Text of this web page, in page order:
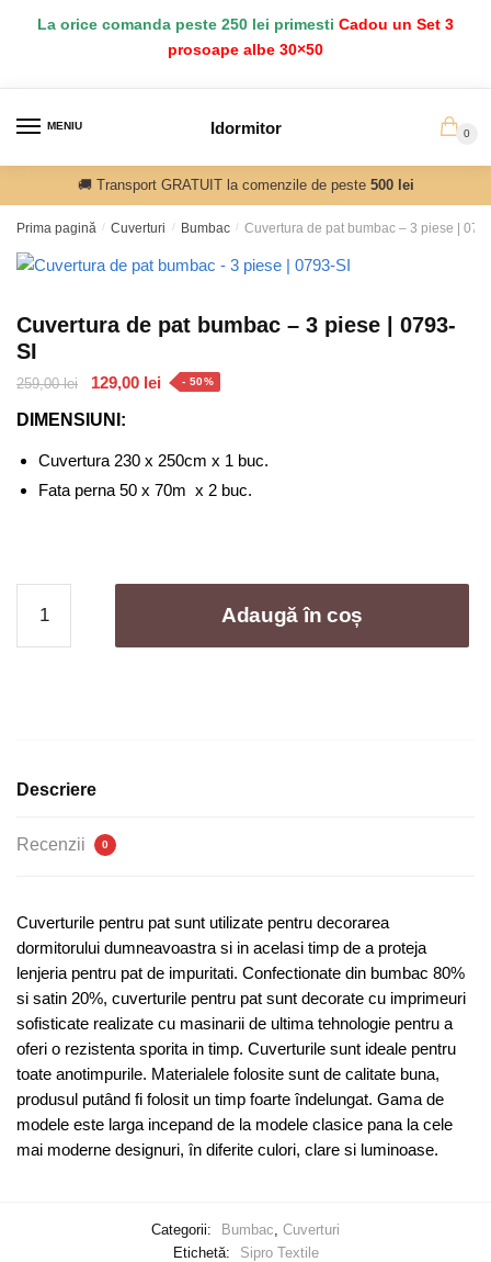
La orice comanda peste 250 lei primesti Cadou un Set 3
prosoape albe 30×50
MENIU Idormitor 0
🚚 Transport GRATUIT la comenzile de peste 500 lei
Prima pagină / Cuverturi / Bumbac / Cuvertura de pat bumbac – 3 piese |
Cuvertura de pat bumbac – 3 piese | 0793-
SI
259,00lei
Prețul
a
fost:
259,00 lei.
129,00 lei Prețul
129,00 lei.
- 50%
DIMENSIUNI:
Cuvertura 230 x 250cm x 1 buc.
Fata perna 50 x 70m x 2 buc.
Cuvertura
de
piese
Adaugă în coș
Descriere
Recenzii 0
Cuverturile pentru pat sunt utilizate pentru decorarea
dormitorului dumneavoastra si in acelasi timp de a proteja
lenjeria pentru pat de impuritati. Confectionate din bumbac 80%
si satin 20%, cuverturile pentru pat sunt decorate cu imprimeuri
sofisticate realizate cu masinarii de ultima tehnologie pentru a
oferi o rezistenta sporita in timp. Cuverturile sunt ideale pentru
toate anotimpurile. Materialele folosite sunt de calitate buna,
produsul putând fi folosit un timp foarte îndelungat. Gama de
modele este larga incepand de la modele clasice pana la cele
mai moderne designuri, în diferite culori, clare si luminoase.
Categorii: Bumbac Cuverturi
Etichetă:
Sipro Textile